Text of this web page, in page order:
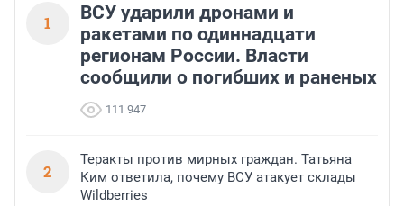
1
ВСУ ударили дронами и
ракетами по одиннадцати
регионам России. Власти
сообщили о погибших и раненых
111 947
2
Теракты против мирных граждан. Татьяна
Ким ответила, почему ВСУ атакует склады
Wildberries